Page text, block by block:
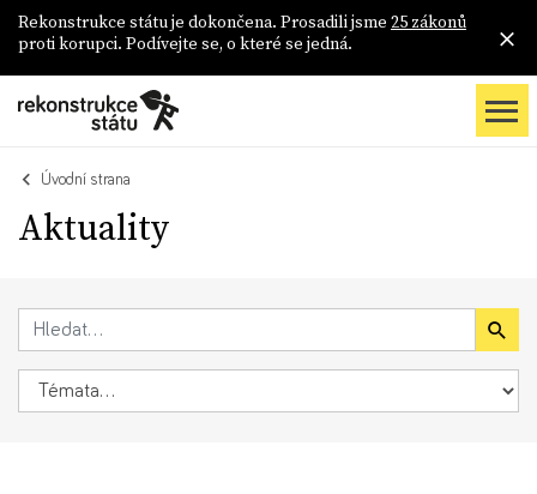
Rekonstrukce státu je dokončena. Prosadili jsme 25 zákonů
proti korupci. Podívejte se, o které se jedná.
Úvodní strana
Aktuality